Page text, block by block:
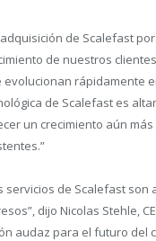
de Scalefast
de nuestros
evolucionan rápidamente
de Scalefast es
un crecimiento aún
servicios de Scalefast son
dijo Nicolas Stehle,
audaz para el futuro del